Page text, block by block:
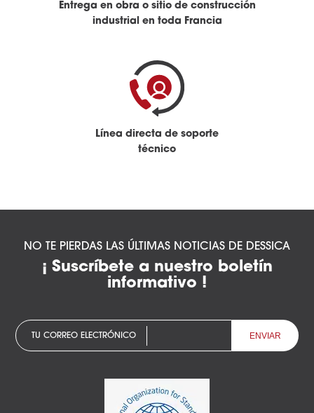
Entrega en obra o sitio de construcción
industrial en toda Francia
Línea directa de soporte
técnico
NO TE PIERDAS LAS ÚLTIMAS NOTICIAS DE DESSICA
¡ Suscríbete a nuestro boletín
informativo !
TU CORREO ELECTRÓNICO